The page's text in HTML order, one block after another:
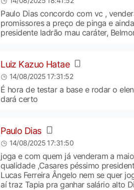
Paulo Dias concordo com vc ,
promissores a preço de pinga e
presidente ladrão mau caráter,
Luiz Kazuo Hatae
14/08/2025 17:31:52
É hora de testar a base e rodar o
dará certo
Paulo Dias
14/08/2025 17:31:50
joga e com quem já venderam a
qualidade ,Casares péssimo
Lucas Ferreira Ângelo nem se quer
aí traz Tapia pra ganhar salário alto